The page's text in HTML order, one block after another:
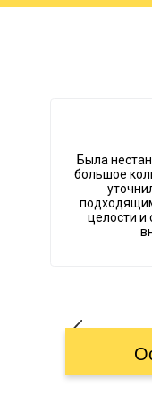
Была
большое
целости и